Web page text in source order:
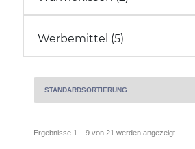
Werbemittel (5)
Ergebnisse 1 – 9 von 21 werden angezeigt